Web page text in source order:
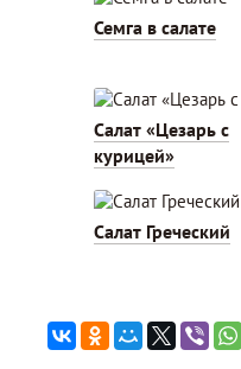
Семга в салате
Салат «Цезарь с
курицей»
Салат Греческий